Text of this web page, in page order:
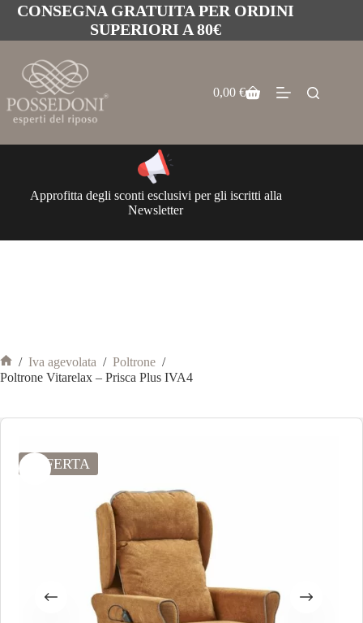
CONSEGNA GRATUITA PER ORDINI
SUPERIORI A 80€
0,00€
Approfitta degli sconti esclusivi per gli iscritti alla
Newsletter
/ Iva agevolata / Poltrone /
Poltrone Vitarelax – Prisca Plus IVA4
OFFERTA